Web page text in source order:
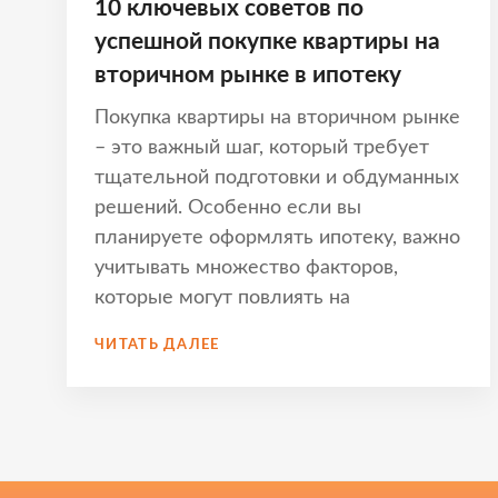
10 ключевых советов по
успешной покупке квартиры на
вторичном рынке в ипотеку
Покупка квартиры на вторичном рынке
– это важный шаг, который требует
тщательной подготовки и обдуманных
решений. Особенно если вы
планируете оформлять ипотеку, важно
учитывать множество факторов,
которые могут повлиять на
ЧИТАТЬ ДАЛЕЕ